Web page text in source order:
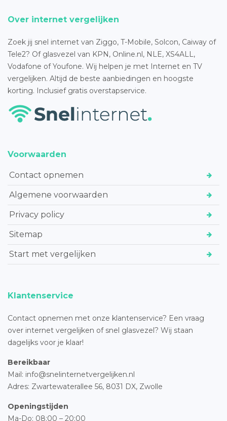
Over internet vergelijken
Zoek jij snel internet van Ziggo, T-Mobile, Solcon, Caiway of
Tele2? Of glasvezel van KPN, Online.nl, NLE, XS4ALL,
Vodafone of Youfone. Wij helpen je met Internet en TV
vergelijken. Altijd de beste aanbiedingen en hoogste
korting. Inclusief gratis overstapservice.
Voorwaarden
Contact opnemen
Algemene voorwaarden
Privacy policy
Sitemap
Start met vergelijken
Klantenservice
Contact opnemen met onze klantenservice? Een vraag
over internet vergelijken of snel glasvezel? Wij staan
dagelijks voor je klaar!
Bereikbaar
Mail: info@snelinternetvergelijken.nl
Adres: Zwartewaterallee 56, 8031 DX, Zwolle
Openingstijden
Ma-Do: 08:00 – 20:00